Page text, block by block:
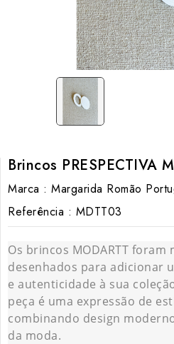
Brincos PRESPECTIVA
Marca : Margarida Romão
Referência : MDTT03
Os brincos MODARTT
desenhados para adicionar
e autenticidade à sua
peça é uma expressão de
combinando design
da moda.